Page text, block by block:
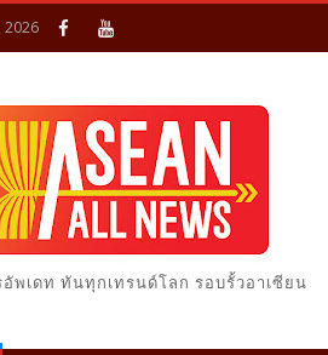
2026
พเดท ทันทุกเทรนด์โลก รอบรั้วอาเซียน